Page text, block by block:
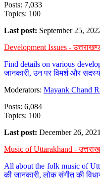
Posts: 7,033
Topics: 100
Last post: September 25,
Development Issues -
Find details on various
जानकारी, उन पर विमर्श और
Moderators: Mayank Chand
Posts: 6,084
Topics: 100
Last post: December 26,
Music of Uttarakhand -
All about the folk music of
की जानकारी, लोक संगीत की